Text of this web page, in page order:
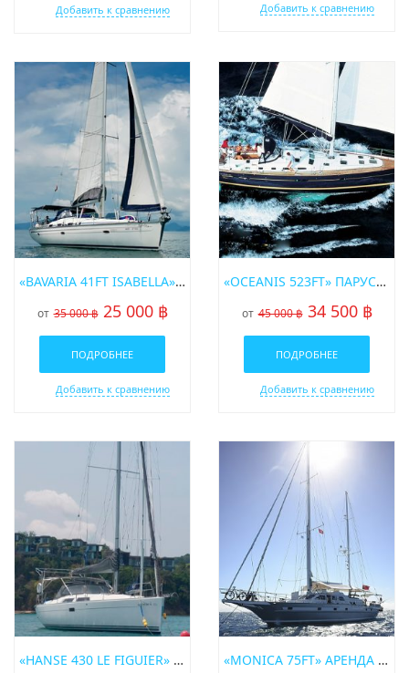
Добавить к сравнению Добавить к сравнению
«BAVARIA 41FT ISABELLA» АРЕНДА ПАРУСНОЙ ЯХТЫ НА ПХУКЕТЕ
от 35 000 ฿ 25 000 ฿
ПОДРОБНЕЕ
Добавить к сравнению
«OCEANIS 523FT» ПАРУСНАЯ ЯХТА
от 45 000 ฿ 34 500 ฿
ПОДРОБНЕЕ
Добавить к сравнению
«HANSE 430 LE FIGUIER» АРЕНДА ПАРУСНОЙ ЯХТЫ НА ПХУКЕТЕ «MONICA 75FT» АРЕНДА ПАРУСНОЙ ЯХТЫ НА ПХУКЕТЕ